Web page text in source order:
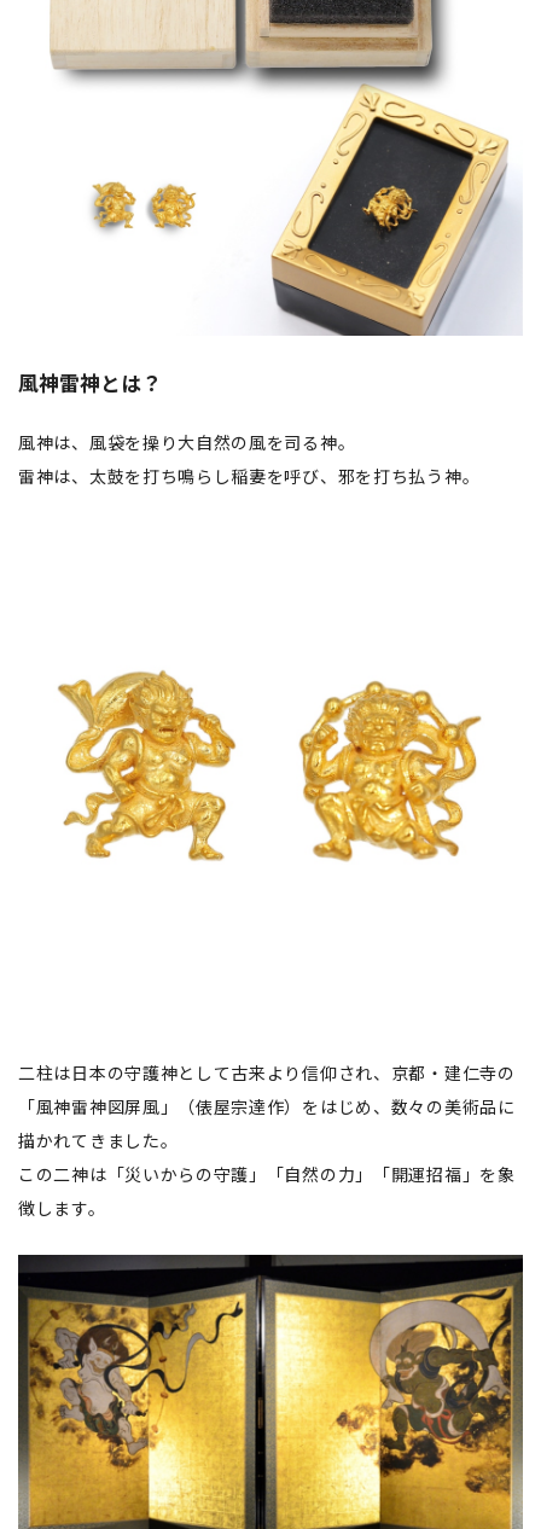
風神雷神とは？
風神は、風袋を操り大自然の風を司る神。
雷神は、太鼓を打ち鳴らし稲妻を呼び、邪を打ち払う神。
二柱は日本の守護神として古来より信仰され、京都・建仁寺の
「風神雷神図屏風」（俵屋宗達作）をはじめ、数々の美術品に
描かれてきました。
この二神は「災いからの守護」「自然の力」「開運招福」を象
徴します。